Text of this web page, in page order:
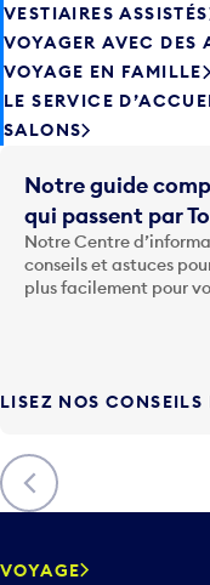
VESTIAIRES ASSISTÉS
VOYAGER AVEC DES
VOYAGE EN FAMILLE
LE SERVICE
SALONS
Précédent
Notre guide
qui passent par
Notre Centre
conseils et astuces
plus facilement pour
LISEZ NOS CONSEILS
VOYAGE